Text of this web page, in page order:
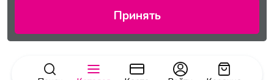
Принять